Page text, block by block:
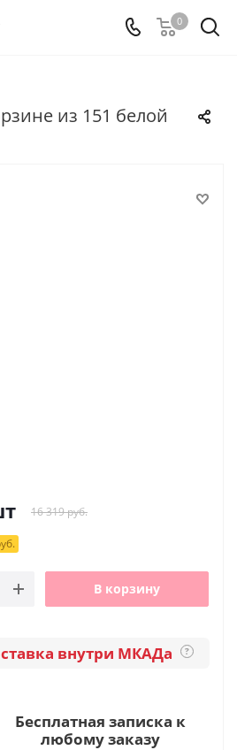
0
из 151 белой
16 319 руб.
В корзину
внутри МКАДа ?
Бесплатная записка к
любому заказу